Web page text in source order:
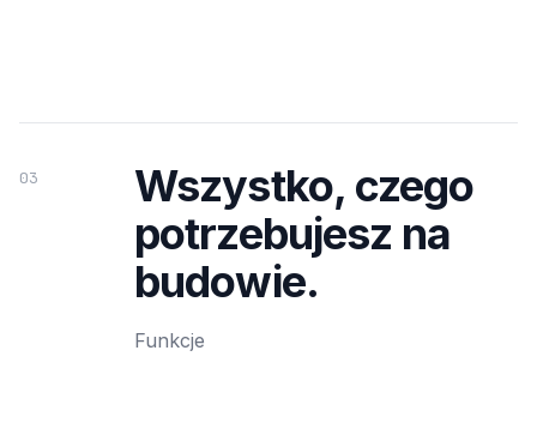
03
Wszystko, czego
potrzebujesz na
budowie.
Funkcje